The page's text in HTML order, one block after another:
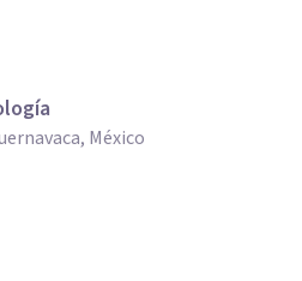
México